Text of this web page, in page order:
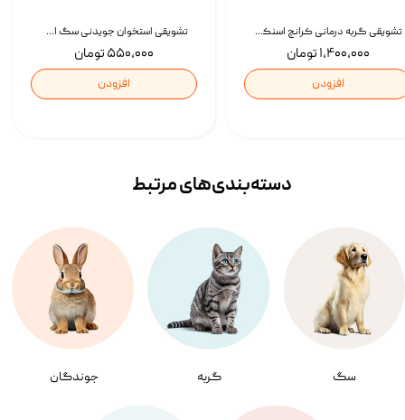
تشویقی استخوان جویدنی سگ اسنکی کرانچی با طعم مرغ Snacky Crunchy Munchy وزن 100 گرم
۵۵۰,۰۰۰ تومان
افزودن
تشویقی گربه درمانی کرانچ اسنکی با طعم میکس Snacky Crunch Cat Treats وزن 60 گرم بسته 4 عددی
۱,۴۰۰,۰۰۰ تومان
افزودن
سگ گربه جوندگان
دسته‌بندی‌‌های مرتبط